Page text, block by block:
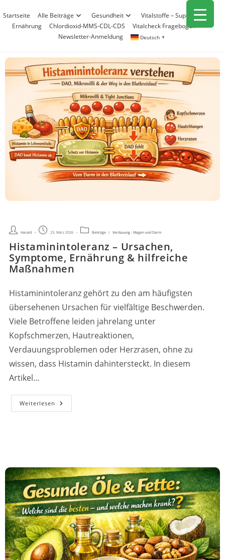
Inhalt
springen
Startseite Alle Beiträge Gesundheit
Vitalstoffe – Superfood
Ernährung
Chlordioxid-MMS-CDL-CDS
Vitalcheck Fragebogen
Newsletter-Anmeldung
Deutsch ▼
Histaminintoleranz – Ursachen,
Symptome, Ernährung & hilfreiche
Maßnahmen
Beitrags-
Autor:
Harald
Beitrag
veröffentlicht:
23. März 2026
Beitrags-
Beiträge / Verdauung - Magen und Darm
Histaminintoleranz gehört zu den am häufigsten
übersehenen Ursachen für vielfältige Beschwerden.
Viele Betroffene leiden jahrelang unter
Kopfschmerzen, Hautreaktionen,
Verdauungsproblemen oder Herzrasen, ohne zu
wissen, dass Histamin dahintersteckt. In diesem
Artikel…
Weiterlesen Histaminintoleranz
–